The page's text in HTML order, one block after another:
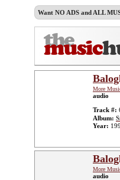
Want NO ADS and ALL
More
audio
Track #:
Album:
Year:
More
audio